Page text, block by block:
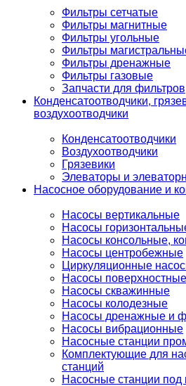
Фильтры сетчатые
Фильтры магнитные
Фильтры угольные
Фильтры
Фильтры дренажные
Фильтры газовые
Запчасти для фильтров
Конденсатоотводчики,
воздухоотводчики
Конденсатоотводчики
Воздухоотводчики
Грязевики
Элеваторы и
Насосное оборудование и
Насосы вертикальные
Насосы
Насосы консольные,
Насосы центробежные
Циркуляционные
Насосы поверхностные
Насосы скважинные
Насосы колодезные
Насосы дренажные и
Насосы вибрационные
Насосные станции
Комплектующие для
станций
Насосные станции под